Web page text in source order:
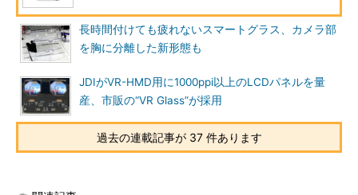
長時間付けても疲れないスマートグラス、カメラ部
を胸に分離した新形態も
JDIがVR-HMD用に1000ppi以上のLCDパネルを量
産、市販の“VR Glass”が採用
過去の連載記事が 37 件あります